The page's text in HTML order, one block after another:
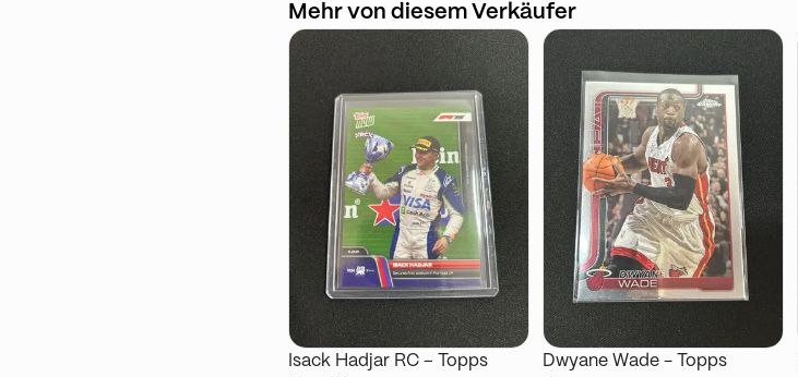
Mehr von diesem Verkäufer
Isack Hadjar RC – Topps
Dwyane Wade - Topps